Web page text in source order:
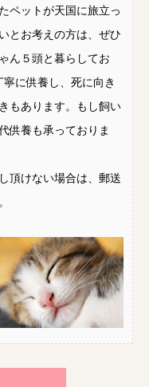
ペットが天国に旅立っ
とお考えの方は、ぜひ
ん５頭と暮らしてお
に供養し、死に向き
もあります。もし飼い
供養も承っておりま
頂けない場合は、郵送